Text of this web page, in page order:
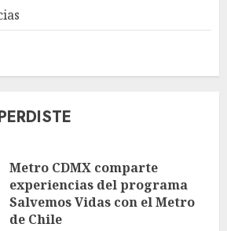
Metro CDMX comparte
experiencias del programa
Salvemos Vidas con el Metro
de Chile